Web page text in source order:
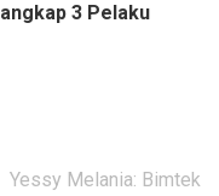
3 Pelaku
Yessy Melania: Bimtek